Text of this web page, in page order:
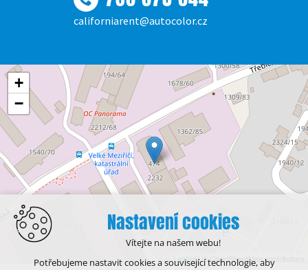
californiarent@autocolor.cz
+
−
Leaflet | © OpenStreetMap contributors
Nastavení cookies
Vítejte na našem webu!
Potřebujeme nastavit cookies a související technologie, aby